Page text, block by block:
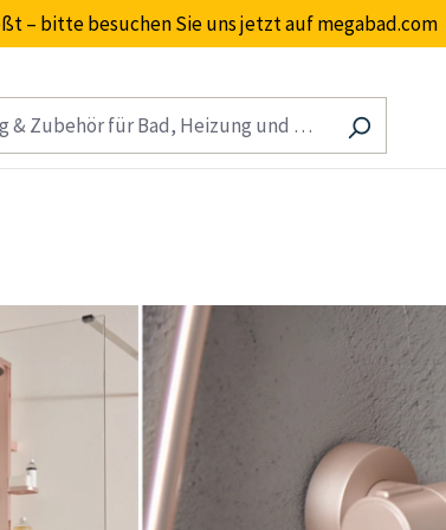
– bitte besuchen Sie uns jetzt auf megabad.com